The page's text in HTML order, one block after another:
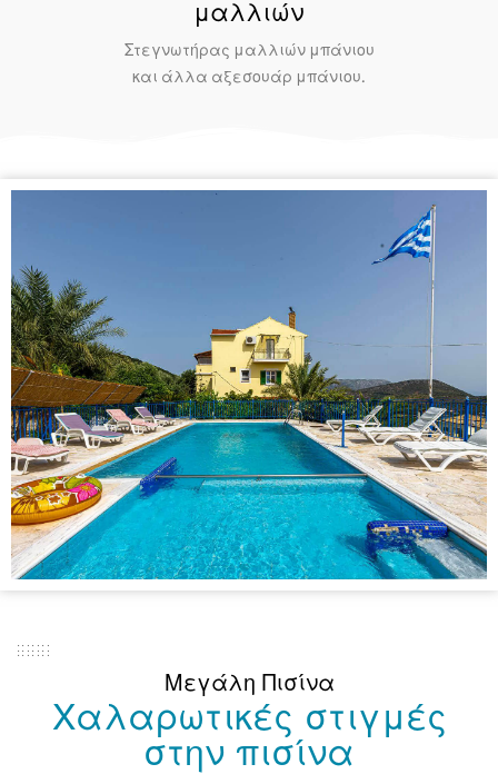
μαλλιών
Στεγνωτήρας μαλλιών μπάνιου
και άλλα αξεσουάρ μπάνιου.
Μεγάλη Πισίνα
Χαλαρωτικές στιγμές
στην πισίνα